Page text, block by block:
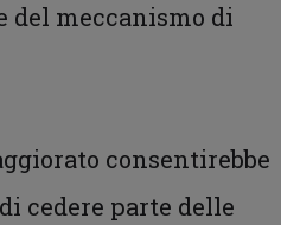
del meccanismo di
consentirebbe
cedere parte delle